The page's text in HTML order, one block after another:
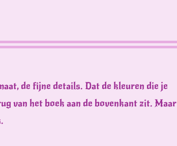
de fijne details. Dat de kleuren die je
van het boek aan de bovenkant zit. Maar